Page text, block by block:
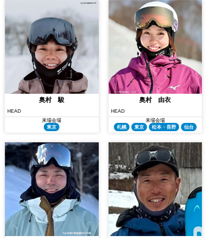
奥村 駿
HEAD
来場会場
東京
奥村 由衣
HEAD
来場会場
札幌
東京 松本・長野 仙台